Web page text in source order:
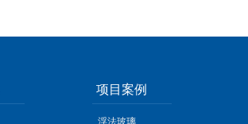
浮法玻璃
项目案例